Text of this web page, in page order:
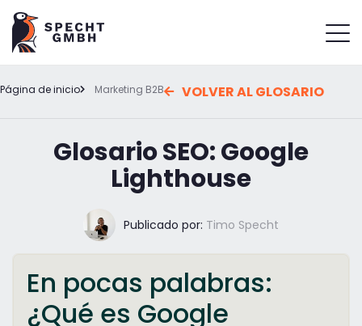
Página de inicio Marketing B2B VOLVER AL GLOSARIO
Glosario SEO: Google
Lighthouse
Publicado por: Timo Specht
En pocas palabras:
¿Qué es Google